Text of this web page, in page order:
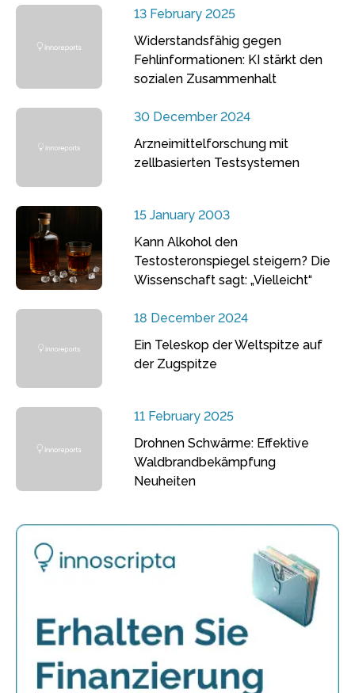
13 February 2025
Widerstandsfähig gegen
Fehlinformationen: KI stärkt den
sozialen Zusammenhalt
30 December 2024
Arzneimittelforschung mit
zellbasierten Testsystemen
15 January 2003
Kann Alkohol den
Testosteronspiegel steigern? Die
Wissenschaft sagt: „Vielleicht“
18 December 2024
Ein Teleskop der Weltspitze auf
der Zugspitze
11 February 2025
Drohnen Schwärme: Effektive
Waldbrandbekämpfung
Neuheiten